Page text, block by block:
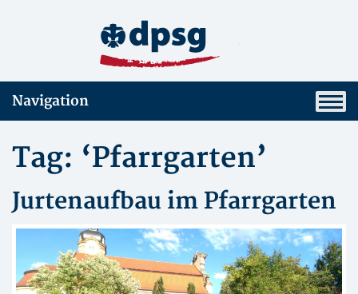
Navigation
Tag: ‘Pfarrgarten’
Jurtenaufbau im Pfarrgarten